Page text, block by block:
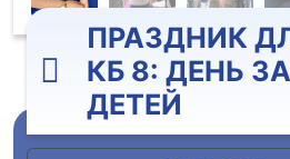
ПРАЗДНИК
КБ 8: ДЕНЬ
ДЕТЕЙ